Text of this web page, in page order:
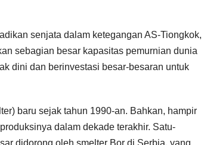
senjata dalam ketegangan AS-Tiongkok,
sebagian besar kapasitas pemurnian dunia
dini dan berinvestasi besar-besaran untuk
baru sejak tahun 1990-an. Bahkan, hampir
dalam dekade terakhir. Satu-